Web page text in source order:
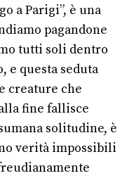
a Parigi”, è una
pagandone
tutti soli dentro
e questa seduta
creature che
fine fallisce
solitudine, è
verità impossibili